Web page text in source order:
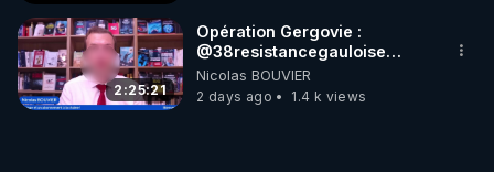
2:25:21
Opération Gergovie :
‪@38resistancegauloise‬
‪@MarionSigautOfficiel‬
‪@gladysriifard5710‬ Laëtitia
Nicolas BOUVIER
2 days ago
1.4 k views